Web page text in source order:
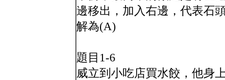
邊移出，加入右邊，代表石
解為(A)
題目1-6
威立到小吃店買水餃，他身